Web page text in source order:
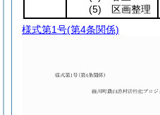
(5) 区画整理
様式第1号(第4条関係)